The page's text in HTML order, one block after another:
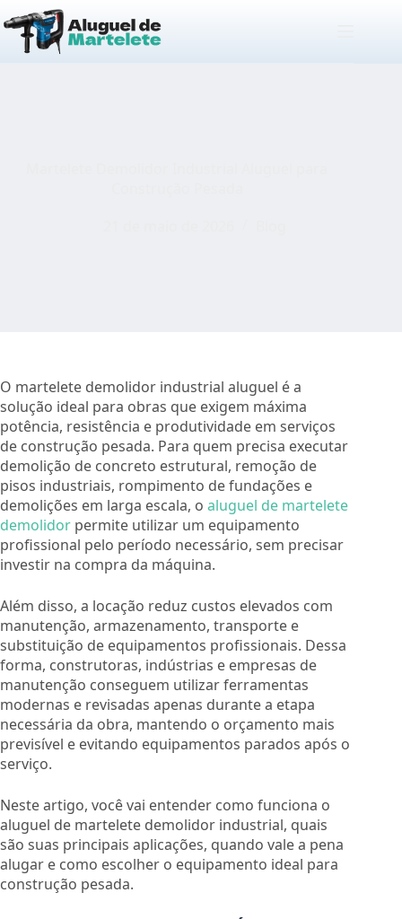
Pular
para
O martelete demolidor industrial aluguel é a
solução ideal para obras que exigem máxima
potência, resistência e produtividade em serviços
de construção pesada. Para quem precisa executar
demolição de concreto estrutural, remoção de
pisos industriais, rompimento de fundações e
demolições em larga escala, o aluguel de martelete
demolidor permite utilizar um equipamento
profissional pelo período necessário, sem precisar
investir na compra da máquina.
Além disso, a locação reduz custos elevados com
manutenção, armazenamento, transporte e
substituição de equipamentos profissionais. Dessa
forma, construtoras, indústrias e empresas de
manutenção conseguem utilizar ferramentas
modernas e revisadas apenas durante a etapa
necessária da obra, mantendo o orçamento mais
previsível e evitando equipamentos parados após o
serviço.
Neste artigo, você vai entender como funciona o
aluguel de martelete demolidor industrial, quais
são suas principais aplicações, quando vale a pena
alugar e como escolher o equipamento ideal para
construção pesada.